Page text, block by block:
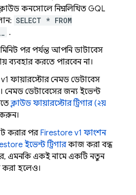
কনসোলে নিম্নলিখিত GQL
SELECT * FROM
.
পর পর্যন্ত আপনি ডাটাবেস
ব্যবহার করতে পারবেন না।
ফায়ারস্টোর নেমড ডেটাবেস
নেমড ডেটাবেসের জন্য ইভেন্ট
ক্লাউড ফায়ারস্টোর ট্রিগার (২য়
করার পরFirestore v1 ফাংশন
ইভেন্ট ট্রিগারকাজ করা বন্ধ
এমনকি একই নামে একটি নতুন
করা হলেও।